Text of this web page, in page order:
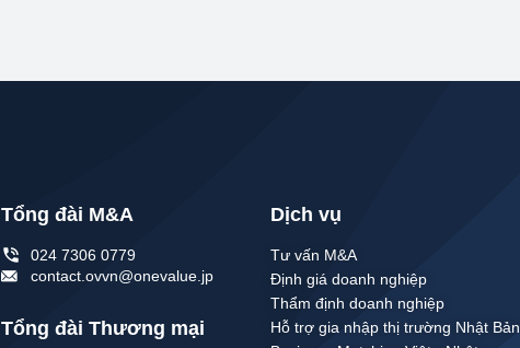
Tổng đài M&A
024 7306 0779
contact.ovvn@onevalue.jp
Tổng đài Thương mại
Dịch vụ
Tư vấn M&A
Định giá doanh nghiệp
Thẩm định doanh nghiệp
Hỗ trợ gia nhập thị trường Nhật Bản